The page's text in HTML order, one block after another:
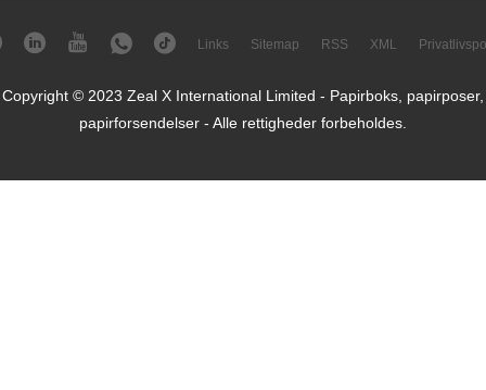
Links Sitemap RSS XML
Copyright © 2023 Zeal X International Limited - Papirboks, papirposer,
papirforsendelser - Alle rettigheder forbeholdes.